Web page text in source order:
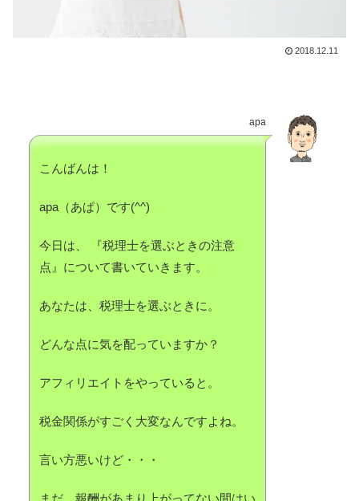
2018.12.11
apa
こんばんは！
apa（あぱ）です(^^)
今日は、 『税理士を選ぶときの注意
点』について書いていきます。
あなたは、税理士を選ぶときに。
どんな点に気を配っていますか？
アフィリエイトをやっていると。
税金関係がすごく大変なんですよね。
言い方悪いけど・・・
まだ、報酬があまり上がってない間はい